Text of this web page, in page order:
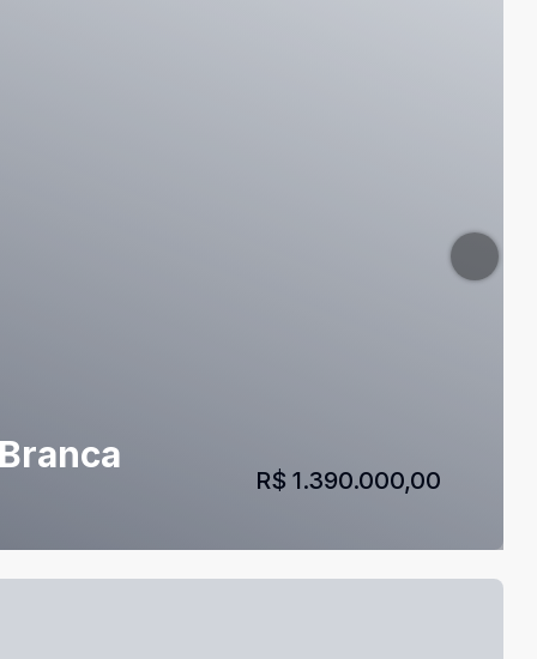
R$ 1.390.000,00